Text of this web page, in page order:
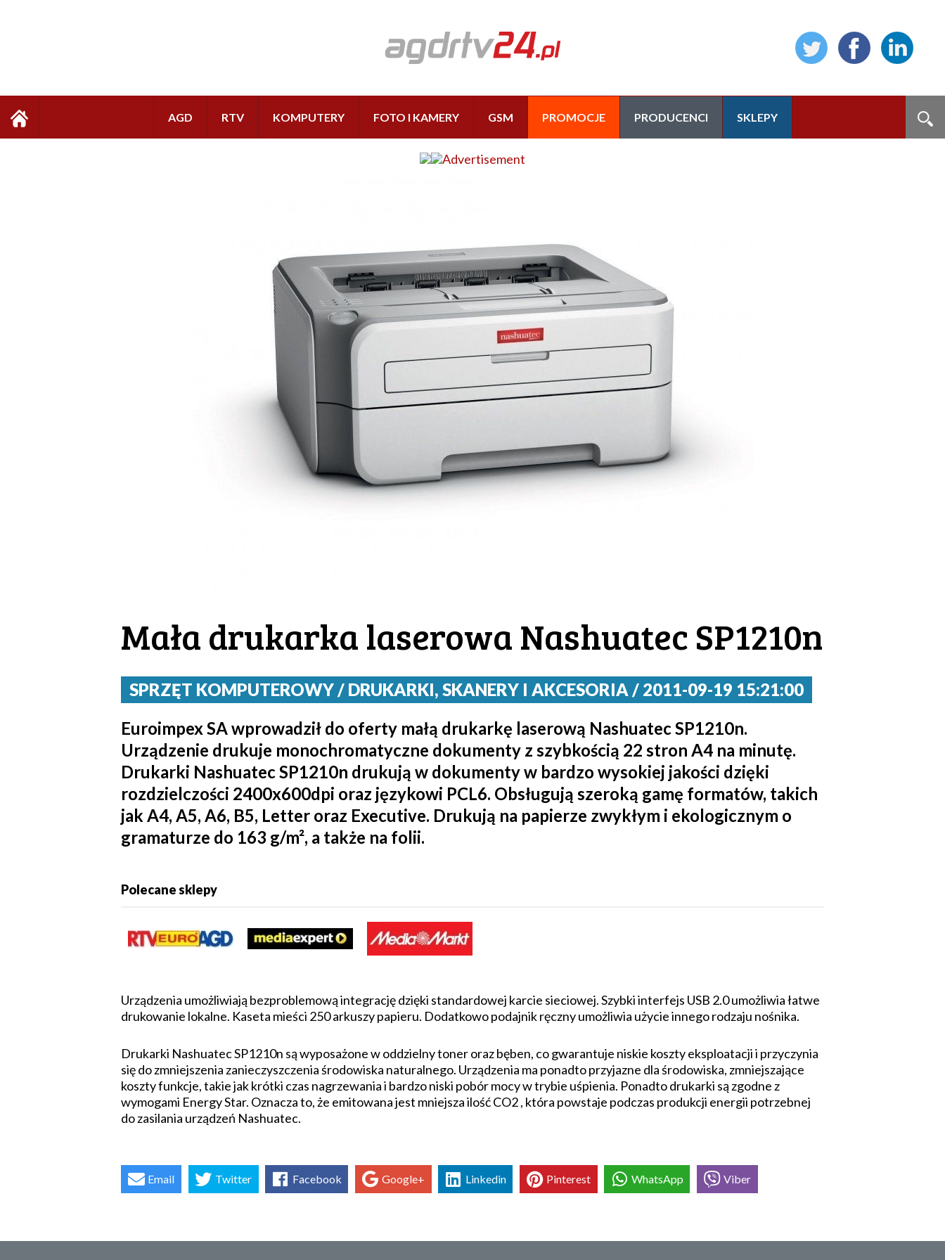
AGD RTV KOMPUTERY FOTO I KAMERY GSM PROMOCJE PRODUCENCI SKLEPY
Mała drukarka laserowa Nashuatec SP1210n
SPRZĘT KOMPUTEROWY / DRUKARKI, SKANERY I AKCESORIA / 2011-09-19 15:21:00
Euroimpex SA wprowadził do oferty małą drukarkę laserową Nashuatec SP1210n.
Urządzenie drukuje monochromatyczne dokumenty z szybkością 22 stron A4 na minutę.
Drukarki Nashuatec SP1210n drukują w dokumenty w bardzo wysokiej jakości dzięki
rozdzielczości 2400x600dpi oraz językowi PCL6. Obsługują szeroką gamę formatów, takich
jak A4, A5, A6, B5, Letter oraz Executive. Drukują na papierze zwykłym i ekologicznym o
gramaturze do 163 g/m², a także na folii.
Polecane sklepy
Urządzenia umożliwiają bezproblemową integrację dzięki standardowej karcie sieciowej. Szybki interfejs USB 2.0 umożliwia łatwe
drukowanie lokalne. Kaseta mieści 250 arkuszy papieru. Dodatkowo podajnik ręczny umożliwia użycie innego rodzaju nośnika.
Drukarki Nashuatec SP1210n są wyposażone w oddzielny toner oraz bęben, co gwarantuje niskie koszty eksploatacji i przyczynia
się do zmniejszenia zanieczyszczenia środowiska naturalnego. Urządzenia ma ponadto przyjazne dla środowiska, zmniejszające
koszty funkcje, takie jak krótki czas nagrzewania i bardzo niski pobór mocy w trybie uśpienia. Ponadto drukarki są zgodne z
wymogami Energy Star. Oznacza to, że emitowana jest mniejsza ilość CO2 , która powstaje podczas produkcji energii potrzebnej
do zasilania urządzeń Nashuatec.
Email Twitter Facebook Google+ Linkedin Pinterest WhatsApp Viber